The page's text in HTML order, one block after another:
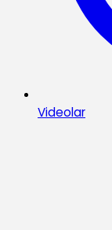
Videolar